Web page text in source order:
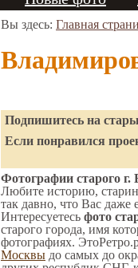
Вы здесь: Главная
Подпишитесь на
Если понравился
Фотографии старого
Любите историю,
так давно, что Вас даже
Интересуетесь фото
старого города, имя
фотографиях.
Москвы до самых до